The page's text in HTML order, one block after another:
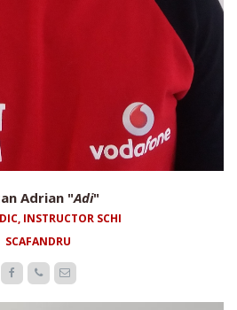
Adrian "Adi"
INSTRUCTOR SCHI
SCAFANDRU
  